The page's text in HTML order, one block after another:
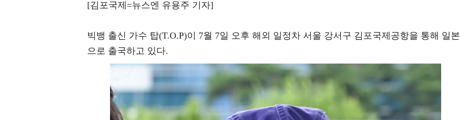
[김포국제=뉴스엔 유용주 기자]
빅뱅 출신 가수 탑(T.O.P)이 7월 7일 오후 해외 일정차 서울 강서구 김포국제공항을 통해 일본
으로 출국하고 있다.